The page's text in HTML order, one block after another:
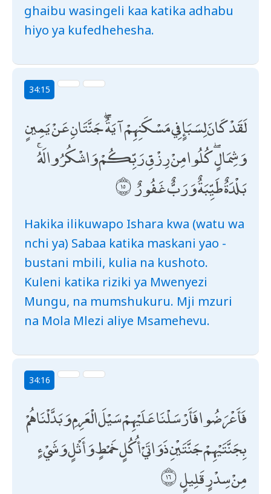
ghaibu wasingeli kaa katika adhabu
hiyo ya kufedhehesha.
34:15
لَقَدْ كَانَ لِسَبَإٍ فِي مَسْكَنِهِمْ آيَةٌ ۖ جَنَّتَانِ عَنْ يَمِينٍ
وَشِمَالٍ ۖ كُلُوا مِنْ رِزْقِ رَبِّكُمْ وَاشْكُرُوا لَهُ ۚ
بَلْدَةٌ طَيِّبَةٌ وَرَبٌّ غَفُورٌ
Hakika ilikuwapo Ishara kwa (watu wa
nchi ya) Sabaa katika maskani yao -
bustani mbili, kulia na kushoto.
Kuleni katika riziki ya Mwenyezi
Mungu, na mumshukuru. Mji mzuri
na Mola Mlezi aliye Msamehevu.
34:16
فَأَعْرَضُوا فَأَرْسَلْنَا عَلَيْهِمْ سَيْلَ الْعَرِمِ وَبَدَّلْنَاهُمْ
بِجَنَّتَيْهِمْ جَنَّتَيْنِ ذَوَاتَيْ أُكُلٍ خَمْطٍ وَأَثْلٍ وَشَيْءٍ
مِنْ سِدْرٍ قَلِيلٍ